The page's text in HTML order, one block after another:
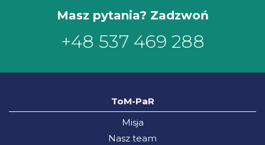
Masz pytania? Zadzwoń
+48 537 469 288
ToM-PaR
Misja
Nasz team